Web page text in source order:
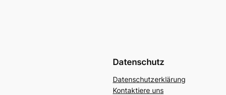
Datenschutz
Datenschutzerklärung
Kontaktiere uns